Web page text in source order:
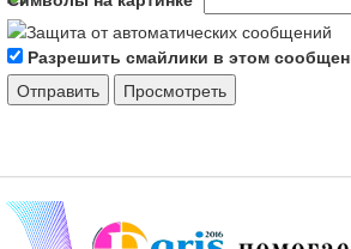
Разрешить смайлики в этом